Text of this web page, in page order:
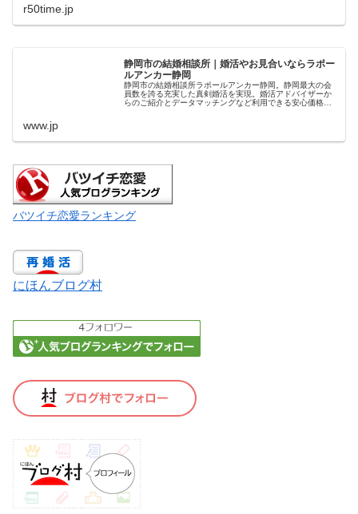
r50time.jp
静岡市の結婚相談所｜婚活やお見合いならラポー
ルアンカー静岡
静岡市の結婚相談所ラポールアンカー静岡。静岡最大の会
員数を誇る充実した真剣婚活を実現。婚活アドバイザーか
らのご紹介とデータマッチングなど利用できる安心価格の
www.jp
バツイチ恋愛ランキング
にほんブログ村